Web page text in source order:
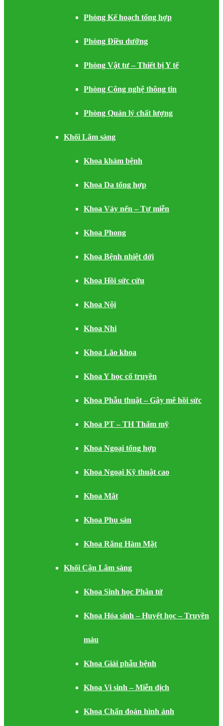
Phòng Kế hoạch tổng hợp
Phòng Điều dưỡng
Phòng Vật tư – Thiết bị Y tế
Phòng Công nghệ thông tin
Phòng Quản lý chất lượng
Khối Lâm sàng
Khoa khám bệnh
Khoa Da tổng hợp
Khoa Vảy nến – Tự miễn
Khoa Phong
Khoa Bệnh nhiệt đới
Khoa Hồi sức cứu
Khoa Nội
Khoa Nhi
Khoa Lão khoa
Khoa Y học cổ truyền
Khoa Phẫu thuật – Gây mê hồi sức
Khoa PT – TH Thẩm mỹ
Khoa Ngoại tổng hợp
Khoa Ngoại Kỹ thuật cao
Khoa Mắt
Khoa Phụ sản
Khoa Răng Hàm Mặt
Khối Cận Lâm sàng
Khoa Sinh học Phân tử
Khoa Hóa sinh – Huyết học – Truyền
máu
Khoa Giải phẫu bệnh
Khoa Vi sinh – Miễn dịch
Khoa Chẩn đoán hình ảnh